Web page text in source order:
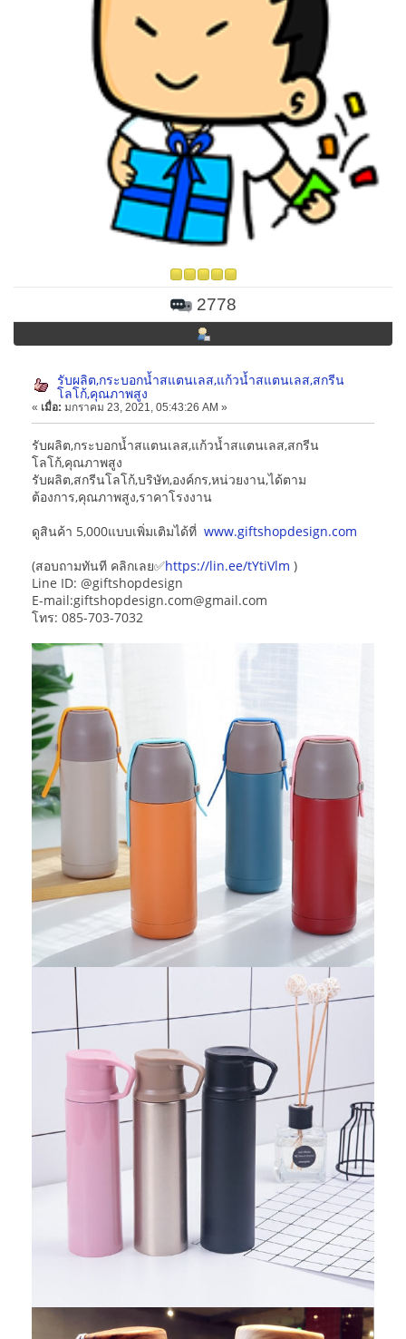
2778
รับผลิต,กระบอกน้ำสแตนเลส,แก้วน้ำสแตนเลส,สกรีน
โลโก้,คุณภาพสูง
« เมื่อ: มกราคม 23, 2021, 05:43:26 AM »
รับผลิต,กระบอกน้ำสแตนเลส,แก้วน้ำสแตนเลส,สกรีน
โลโก้,คุณภาพสูง
รับผลิต,สกรีนโลโก้,บริษัท,องค์กร,หน่วยงาน,ได้ตาม
ต้องการ,คุณภาพสูง,ราคาโรงงาน
ดูสินค้า 5,000แบบเพิ่มเติมได้ที่ www.giftshopdesign.com
(สอบถามทันที คลิกเลย✅https://lin.ee/tYtiVlm )
Line ID: @giftshopdesign
E-mail:giftshopdesign.com@gmail.com
โทร: 085-703-7032